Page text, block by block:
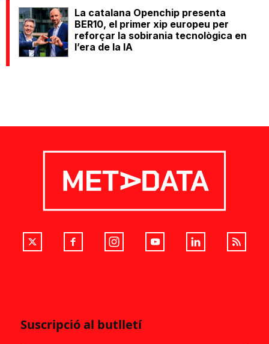
La catalana Openchip presenta
BER10, el primer xip europeu per
reforçar la sobirania tecnològica en
l’era de la IA
Suscripció al butlletí